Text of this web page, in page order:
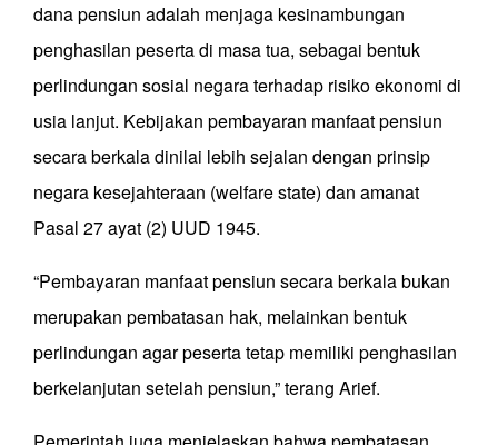
dana pensiun adalah menjaga kesinambungan
penghasilan peserta di masa tua, sebagai bentuk
perlindungan sosial negara terhadap risiko ekonomi di
usia lanjut. Kebijakan pembayaran manfaat pensiun
secara berkala dinilai lebih sejalan dengan prinsip
negara kesejahteraan (welfare state) dan amanat
Pasal 27 ayat (2) UUD 1945.
“Pembayaran manfaat pensiun secara berkala bukan
merupakan pembatasan hak, melainkan bentuk
perlindungan agar peserta tetap memiliki penghasilan
berkelanjutan setelah pensiun,” terang Arief.